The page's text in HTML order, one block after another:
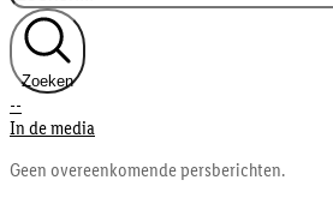
Zoeken
--
In de media
Geen overeenkomende persberichten.